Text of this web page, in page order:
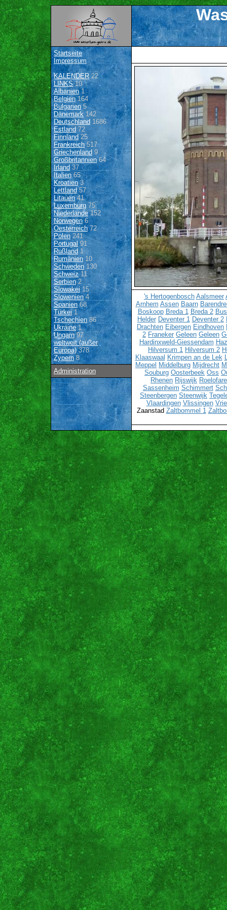
Startseite
Impressum
KALENDER22
LINKS10
Albanien1
Belgien164
Bulgarien 5
Dänemark142
Deutschland 1686
Estland 72
Finnland 25
Frankreich517
Griechenland9
Großbritannien64
Irland 37
Italien65
Kroatien3
Lettland57
Litauen41
Luxemburg 75
Niederlande152
Norwegen6
Oesterreich72
Polen 241
Portugal91
Rußland 1
Rumänien10
Schweden 130
Schweiz11
Serbien2
Slowakei15
Slowenien4
Spanien68
Türkei1
Tschechien 86
Ukraine1
Ungarn97
weltweit (außer
Europa)378
Zypern8
Administration
's Hertogenbosch Aalsmeer
Arnhem Assen Baarn
Boskoop Breda 1 Breda 2
Helder Deventer 1 Deventer 2
Drachten Eibergen Eindhoven
2 Franeker Geleen Geleen
Hardinxweld-Giessendam
Hilversum 1 Hilversum 2
Klaaswaal Krimpen an de Lek
Meppel Middelburg Mijdrecht
Souburg Oosterbeek Oss
Rhenen Rijswijk
Sassenheim Schimmert
Steenbergen Steenwijk
Vlaardingen Vlissingen
Zaanstad Zaltbommel 1